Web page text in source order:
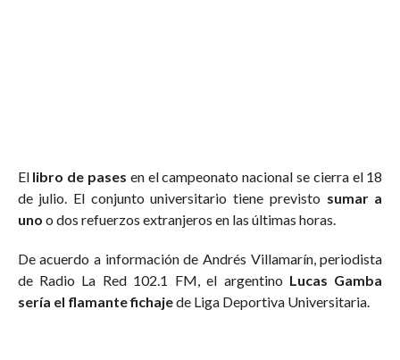
El libro de pases en el campeonato nacional se cierra el 18
de julio. El conjunto universitario tiene previsto sumar a
uno o dos refuerzos extranjeros en las últimas horas.
De acuerdo a información de Andrés Villamarín, periodista
de Radio La Red 102.1 FM, el argentino Lucas Gamba
sería el flamante fichajede Liga Deportiva Universitaria.